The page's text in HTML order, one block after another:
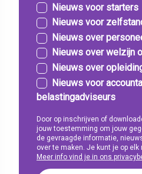
Nieuws voor starters
Nieuws voor
Nieuws over
Nieuws over welzijn
Nieuws over
Nieuws voor
belastingadviseurs
Door op inschrijven of
jouw toestemming om jouw
de gevraagde informatie,
over te maken. Je kunt je op
Meer info vind je in ons